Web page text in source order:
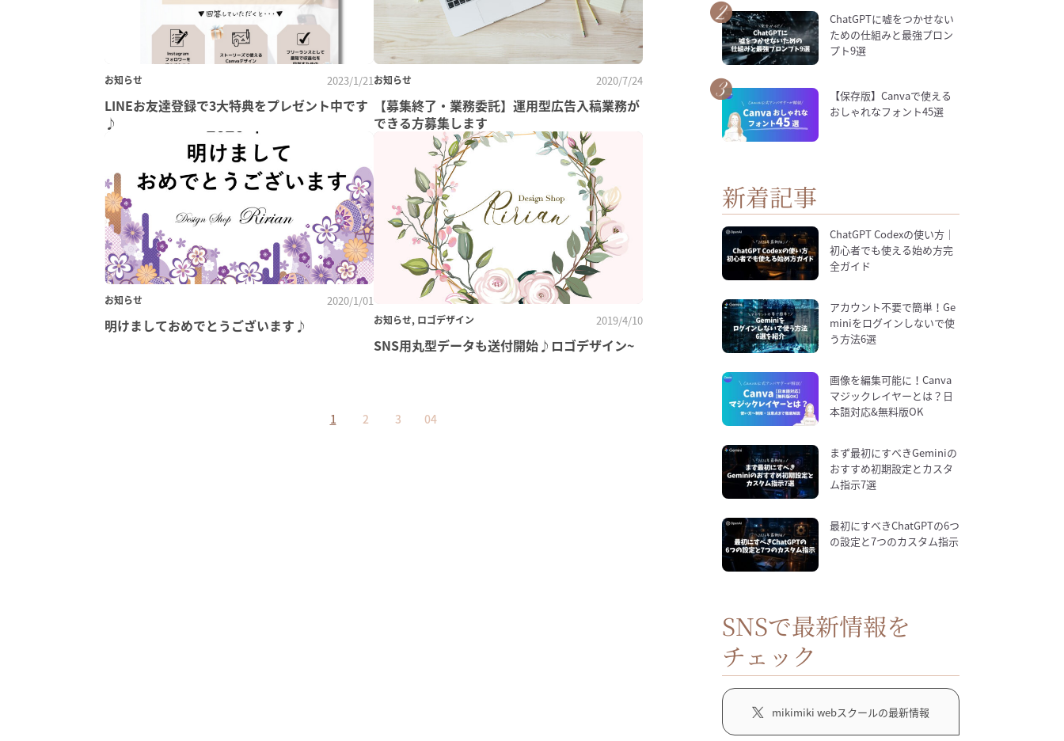
お知らせ 2023/1/21
LINEお友達登録で3大特典をプレゼント中です
♪
お知らせ 2020/7/24
【募集終了・業務委託】運用型広告入稿業務が
できる方募集します
お知らせ 2020/1/01
明けましておめでとうございます♪ お知らせ, ロゴデザイン 2019/4/10
SNS用丸型データも送付開始♪ロゴデザイン~
1 2 3 04
ChatGPTに嘘をつかせない
ための仕組みと最強プロン
プト9選
【保存版】Canvaで使える
おしゃれなフォント45選
新着記事
ChatGPT Codexの使い方｜
初心者でも使える始め方完
全ガイド
アカウント不要で簡単！Ge
miniをログインしないで使
う方法6選
画像を編集可能に！Canva
マジックレイヤーとは？日
本語対応&無料版OK
まず最初にすべきGeminiの
おすすめ初期設定とカスタ
ム指示7選
最初にすべきChatGPTの6つ
の設定と7つのカスタム指示
SNSで最新情報を
チェック
mikimiki webスクールの最新情報